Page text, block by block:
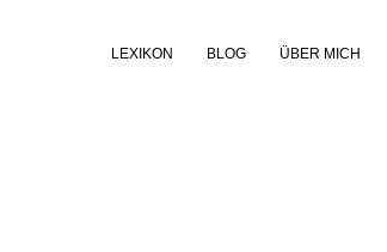
LEXIKON BLOG ÜBER MICH